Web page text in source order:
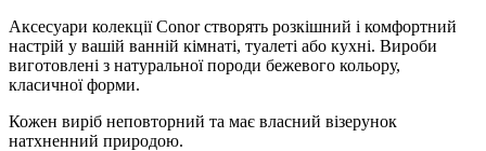
Аксесуари колекції Conor створять розкішний і комфортний
настрій у вашій ванній кімнаті, туалеті або кухні. Вироби
виготовлені з натуральної породи бежевого кольору,
класичної форми.
Кожен виріб неповторний та має власний візерунок
натхненний природою.